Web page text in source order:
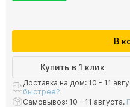
В
Купить в 1 клик
Доставка на дом: 10 - 11
быстрее?
Самовывоз: 10 - 11 августа.